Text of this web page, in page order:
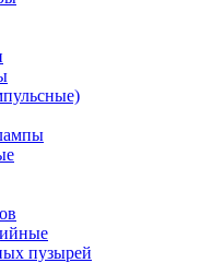
пузырей